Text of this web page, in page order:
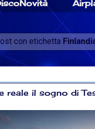
con etichetta
reale il sogno di